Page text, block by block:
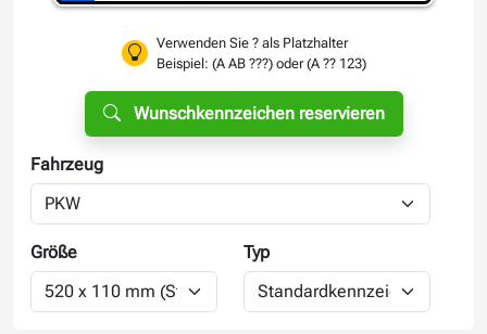
Verwenden Sie ? als Platzhalter
Beispiel: (A AB ???) oder (A ?? 123)
Wunschkennzeichen reservieren
Fahrzeug
Größe Typ